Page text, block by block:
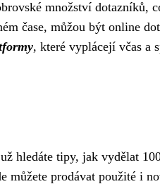
množství dotazníků,
čase, můžou být online
, které vyplácejí včas a
hledáte tipy, jak vydělat
prodávat použité i